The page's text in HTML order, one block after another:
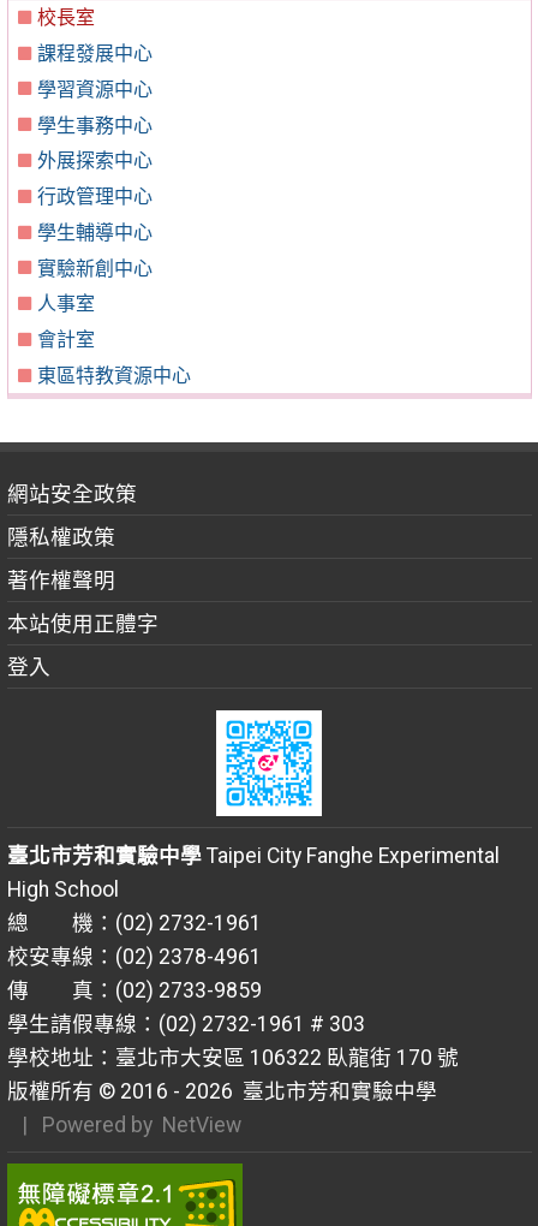
校長室
課程發展中心
學習資源中心
學生事務中心
外展探索中心
行政管理中心
學生輔導中心
實驗新創中心
人事室
會計室
東區特教資源中心
網站安全政策
隱私權政策
著作權聲明
本站使用正體字
登入
臺北市芳和實驗中學Taipei City Fanghe Experimental
High School
總 機：(02) 2732-1961
校安專線：(02) 2378-4961
傳 真：(02) 2733-9859
學生請假專線：(02) 2732-1961 # 303
學校地址：臺北市大安區 106322 臥龍街 170 號
版權所有 © 2016 - 2026 臺北市芳和實驗中學
| Powered by NetView